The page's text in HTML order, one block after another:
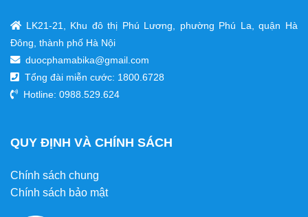
LK21-21, Khu đô thị Phú Lương, phường Phú La, quận Hà
Đông, thành phố Hà Nội
duocphamabika@gmail.com
Tổng đài miễn cước: 1800.6728
Hotline: 0988.529.624
QUY ĐỊNH VÀ CHÍNH SÁCH
Chính sách chung
Chính sách bảo mật